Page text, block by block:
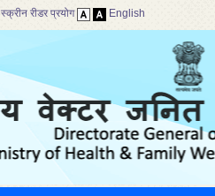
स्क्रीन रीडर प्रयोग English